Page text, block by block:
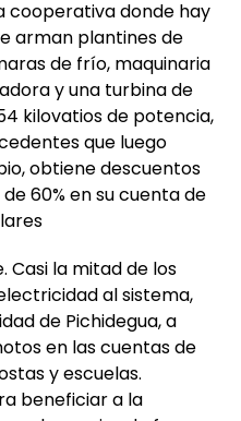
cooperativa donde hay
arman plantines de
de frío, maquinaria
y una turbina de
kilovatios de potencia,
que luego
obtiene descuentos
60% en su cuenta de
Casi la mitad de los
al sistema,
de Pichidegua, a
en las cuentas de
y escuelas.
beneficiar a la